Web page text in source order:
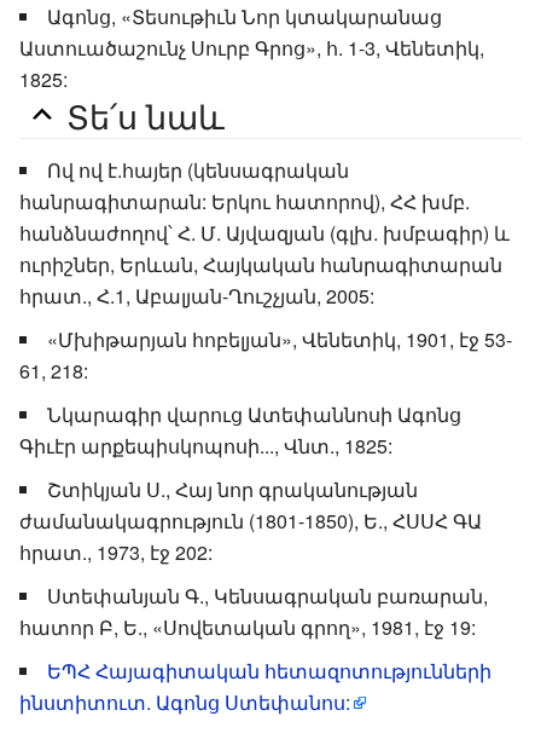
Ագոնց, «Տեսութիւն Նոր կտակարանաց
Աստուածաշունչ Սուրբ Գրոց», հ. 1-3, Վենետիկ,
1825:
Տե՛ս նաև
Ով ով է.հայեր (կենսագրական
հանրագիտարան: Երկու հատորով), ՀՀ խմբ.
հանձնաժողով՝ Հ. Մ. Այվազյան (գլխ. խմբագիր) և
ուրիշներ, Երևան, Հայկական հանրագիտարան
հրատ., Հ.1, Աբալյան-Ղուշչյան, 2005:
«Մխիթարյան հոբելյան», Վենետիկ, 1901, էջ 53-
61, 218:
Նկարագիր վարուց Ատեփաննոսի Ագոնց
Գիւէր արքեպիսկոպոսի..., Վնտ., 1825:
Շտիկյան Ս., Հայ նոր գրականության
ժամանակագրություն (1801-1850), Ե., ՀՍՍՀ ԳԱ
հրատ., 1973, էջ 202:
Ստեփանյան Գ., Կենսագրական բառարան,
հատոր Բ, Ե., «Սովետական գրող», 1981, էջ 19:
ԵՊՀ Հայագիտական հետազոտությունների
ինստիտուտ. Ագոնց Ստեփանոս: